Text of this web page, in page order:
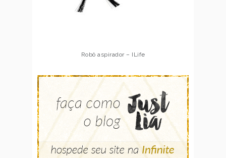
Robô aspirador – Multilaser